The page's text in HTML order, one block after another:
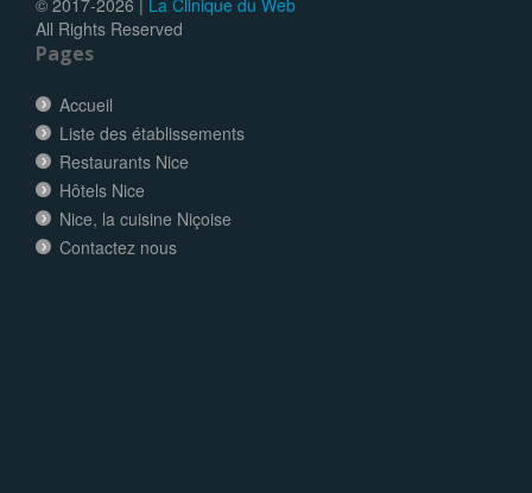
© 2017-2026 | La Clinique du Web
All Rights Reserved
Pages
Accueil
Liste des établissements
Restaurants Nice
Hôtels Nice
Nice, la cuisine Niçoise
Contactez nous